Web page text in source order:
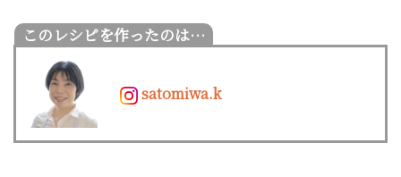
satomiwa.k